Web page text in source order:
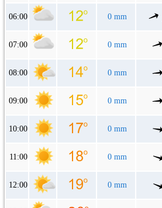
06:00 0 mm
07:00 0 mm
08:00 0 mm
09:00 0 mm
10:00 0 mm
11:00 0 mm
12:00 0 mm